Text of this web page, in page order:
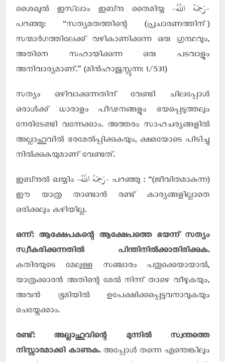
ശൈഖുല്‍ ഇസ്‌ലാം ഇബ്‌നു തൈമിയ്യ
-رَحِمَهُ اللَّهُ-
പറഞ്ഞു: “സത്യമതത്തിന്റെ (പ്രചാരണത്തിന്)
സന്മാര്‍ഗത്തിലേക്ക് വഴികാണിക്കുന്ന ഒരു ഗ്രന്ഥവും,
അതിനെ സഹായിക്കുന്ന ഒരു പടവാളും
അനിവാര്യമാണ്.” (മിന്‍ഹാജുസ്സുന്ന: 1/531)
സത്യം ഒഴിവാക്കുന്നതിന് വേണ്ടി ചിലപ്പോള്‍
ഒരാള്‍ക്ക് ധാരാളം പീഢനങ്ങളും ഭയപ്പെടുത്തലും
നേരിടേണ്ടി വന്നേക്കാം. അത്തരം സാഹചര്യങ്ങളില്‍
അല്ലാഹുവില്‍ ഭരമേല്‍പ്പിക്കുകയും, ക്ഷമയോടെ പിടിച്ചു
നില്‍ക്കുകയുമാണ് വേണ്ടത്.
ഇബ്‌നുല്‍ ഖയ്യിം
-رَحِمَهُ اللَّهُ- പറഞ്ഞു : “(ജീവിതമാകുന്ന)
ഈ യാത്ര താണ്ടാന്‍ രണ്ട് കാര്യങ്ങളില്ലാതെ
ഒരിക്കലും കഴിയില്ല.
ഒന്ന്: ആക്ഷേപകന്റെ ആക്ഷേപത്തെ ഭയന്ന് സത്യം
സ്വീകരിക്കുന്നതില്‍ പിന്തിനില്‍ക്കാതിരിക്കുക.
കുതിരയുടെ മേലുള്ള സഞ്ചാരം പതുക്കെയായാല്‍,
യാത്രക്കാരന്‍ അതിന്റെ മേല്‍ നിന്ന് താഴെ വീഴുകയും,
അവന്‍ ഭൂമിയില്‍ ഉപേക്ഷിക്കപ്പെട്ടവനാവുകയും
ചെയ്തേക്കാം.
രണ്ട്: അല്ലാഹുവിന്റെ മുന്നില്‍ സ്വന്തത്തെ
നിസ്സാരമാക്കി കാണുക.അപ്പോള്‍ തന്നെ എന്തെങ്കിലും